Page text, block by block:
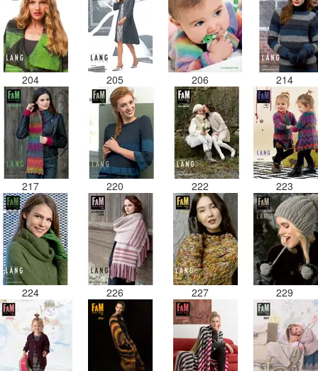
204 205 206 214
217 220 222 223
224 226 227 229